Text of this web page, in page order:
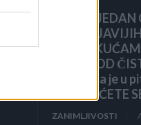
OVO JE JEDAN
NAŠIM
BLISTA OD
čujete šta je u
ZGROZIĆETE
ZANIMLJIVOSTI